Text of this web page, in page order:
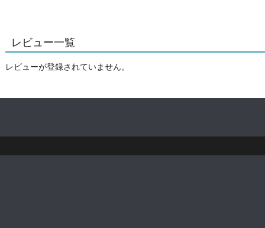
レビュー一覧
レビューが登録されていません。